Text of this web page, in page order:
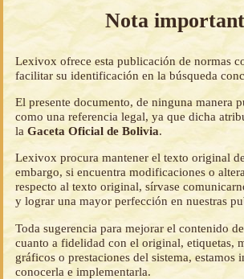
Nota
Lexivox ofrece esta publicación de normas
facilitar su identificación en la búsqueda
El presente documento, de ninguna manera
como una referencia legal, ya que dicha
laGaceta Oficial de Bolivia.
Lexivox procura mantener el texto original
embargo, si encuentra modificaciones o
respecto al texto original, sírvase
y lograr una mayor perfección en nuestras
Toda sugerencia para mejorar el contenido
cuanto a fidelidad con el original, etiquetas,
gráficos o prestaciones del sistema, estamos
conocerla e implementarla.